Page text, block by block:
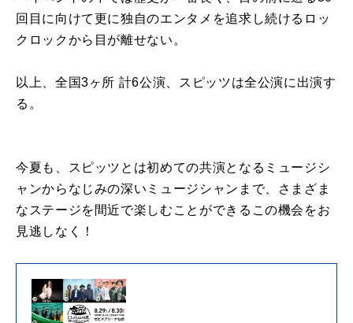
回目に向けて更に独自のエンタメを追求し続けるロッ
クロックから目が離せない。
以上、全国3ヶ所 計6公演、スピッツは全公演に出演す
る。
今夏も、スピッツとは初めての共演となるミュージシ
ャンからなじみの深いミュージシャンまで、さまざま
なステージを間近で楽しむことができるこの機会をお
見逃しなく！